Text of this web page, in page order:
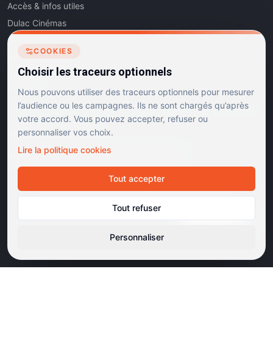
Accès & infos utiles
Dulac Cinémas
Cinéma5
Les Dits de l'Art
Contact
RÉSEAUX SOCIAUX
Instagram Facebook Linkedin
Dulac Cinémas. Tous droits réservés.
Mentions légalesConfidentialitéCookiesGérer les cookies
Cinémas d'art et d'essai · Labels Europa Cinemas
COOKIES
Choisir les traceurs optionnels
Nous pouvons utiliser des traceurs optionnels pour mesurer
l’audience ou les campagnes. Ils ne sont chargés qu’après
votre accord. Vous pouvez accepter, refuser ou
personnaliser vos choix.
Lire la politique cookies
Tout accepter
Tout refuser
Personnaliser